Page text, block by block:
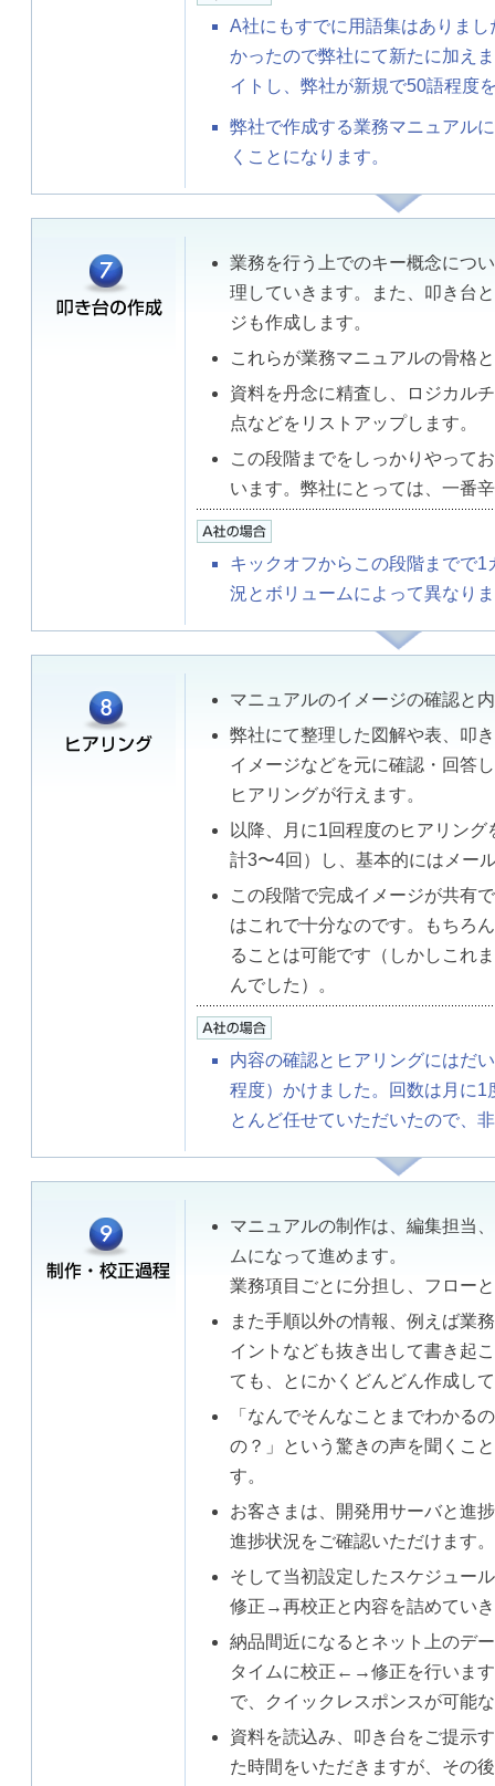
A社にもすでに用語集はありま
かったので弊社にて新たに加え
イトし、弊社が新規で50語程度
弊社で作成する業務マニュアル
くことになります。
業務を行う上でのキー概念につ
理していきます。また、叩き台
ジも作成します。
これらが業務マニュアルの骨格
資料を丹念に精査し、ロジカル
点などをリストアップします。
この段階までをしっかりやって
います。弊社にとっては、一番
キックオフからこの段階までで
況とボリュームによって異なり
マニュアルのイメージの確認と
弊社にて整理した図解や表、叩
イメージなどを元に確認・回答
ヒアリングが行えます。
以降、月に1回程度のヒアリン
計3〜4回）し、基本的にはメー
この段階で完成イメージが共有
はこれで十分なのです。もちろ
ることは可能です（しかしこれ
んでした）。
内容の確認とヒアリングにはだ
程度）かけました。回数は月に
とんど任せていただいたので、
マニュアルの制作は、編集担当
ムになって進めます。
業務項目ごとに分担し、フロー
また手順以外の情報、例えば業
イントなども抜き出して書き起
ても、とにかくどんどん作成し
「なんでそんなことまでわかる
の？」という驚きの声を聞くこ
す。
お客さまは、開発用サーバと進
進捗状況をご確認いただけます。
そして当初設定したスケジュー
修正→再校正と内容を詰めてい
納品間近になるとネット上のデ
タイムに校正←→修正を行いま
で、クイックレスポンスが可能
資料を読込み、叩き台をご提示
た時間をいただきますが、その